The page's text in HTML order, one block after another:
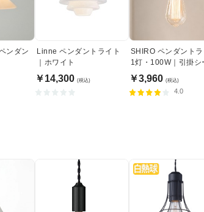
ンダン
Linne ペンダントライト
｜ホワイト
￥14,300 (税込)
SHIRO ペンダントラ
1灯・100W｜引掛シ
ング式
￥3,960 (税込)
4.0